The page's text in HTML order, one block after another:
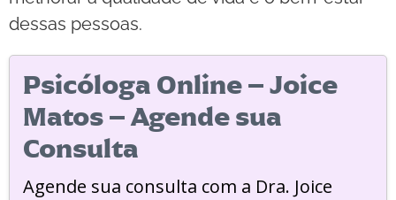
dessas pessoas.
Psicóloga Online – Joice
Matos – Agende sua
Consulta
Agende sua consulta com a Dra. Joice